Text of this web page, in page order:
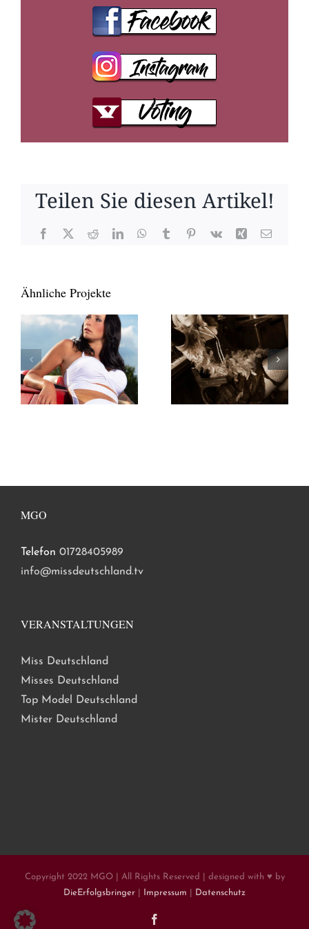
Teilen Sie diesen Artikel!
Facebook
X RedditLinkedInWhatsApp
TumblrPinterest
Vk Xing E-
Ähnliche Projekte
MGO
Telefon 01728405989
info@missdeutschland.tv
VERANSTALTUNGEN
Miss Deutschland
Misses Deutschland
Top Model Deutschland
Mister Deutschland
Copyright 2022 MGO | All Rights Reserved | designed with ♥ by
DieErfolgsbringer
Impressum Datenschutz